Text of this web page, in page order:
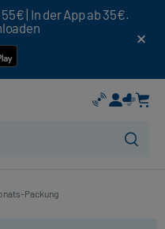
| In der App ab 35€.
Packung